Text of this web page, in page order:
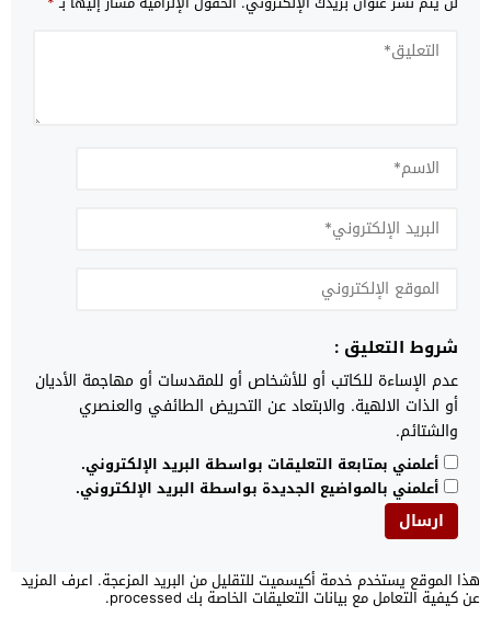
شروط التعليق :
عدم الإساءة للكاتب أو للأشخاص أو للمقدسات أو مهاجمة الأديان
أو الذات الالهية. والابتعاد عن التحريض الطائفي والعنصري
والشتائم.
أعلمني بمتابعة التعليقات بواسطة البريد الإلكتروني.
أعلمني بالمواضيع الجديدة بواسطة البريد الإلكتروني.
هذا الموقع يستخدم خدمة أكيسميت للتقليل من البريد المزعجة. اعرف المزيد
عن كيفية التعامل مع بيانات التعليقات الخاصة بك processed .